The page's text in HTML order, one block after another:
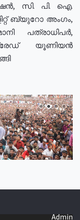
സി. പി. ഐ.
ബ്യുറോ അംഗം,
പത്രാധിപർ,
യൂണിയൻ
Admin